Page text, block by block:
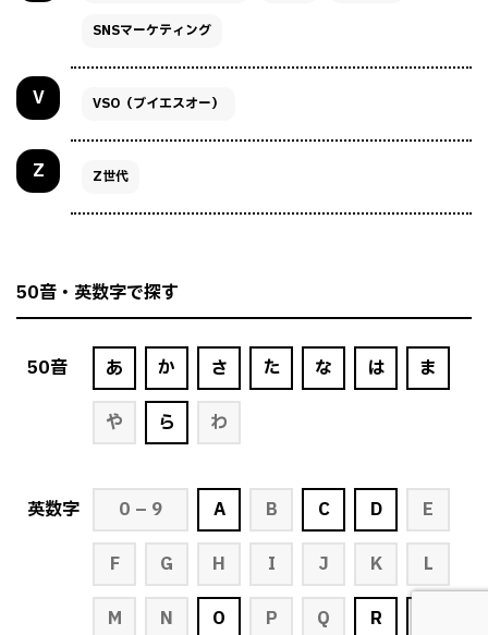
SNSマーケティング
V VSO（ブイエスオー）
Z Z世代
50音・英数字で探す
50音 あ か さ た な は ま
や ら わ
英数字 0 – 9 A B C D E
F G H I J K L
M N O P Q R